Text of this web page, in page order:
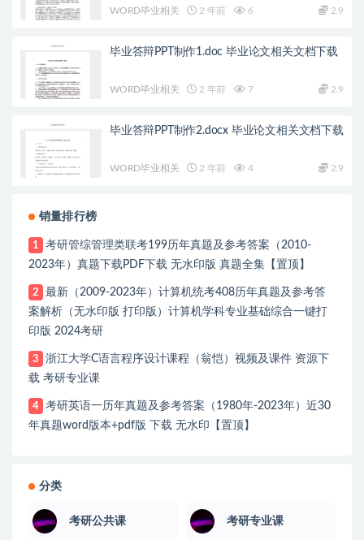
WORD毕业相关 2 年前 6 2.9
毕业答辩PPT制作1.doc 毕业论文相关文档下载
WORD毕业相关 2 年前 7 2.9
毕业答辩PPT制作2.docx 毕业论文相关文档下载
WORD毕业相关 2 年前 4 2.9
销量排行榜
1
考研管综管理类联考199历年真题及参考答案（2010-
2023年）真题下载PDF下载 无水印版 真题全集【置顶】
2
最新（2009-2023年）计算机统考408历年真题及参考答
案解析（无水印版 打印版）计算机学科专业基础综合一键打
印版 2024考研
3
浙江大学C语言程序设计课程（翁恺）视频及课件 资源下
载 考研专业课
4
考研英语一历年真题及参考答案（1980年-2023年）近30
年真题word版本+pdf版 下载 无水印【置顶】
分类
考研公共课 考研专业课